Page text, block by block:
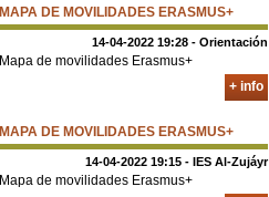
MAPA DE MOVILIDADES ERASMUS+
14-04-2022 19:28 - Orientación
Mapa de movilidades Erasmus+
+ info
MAPA DE MOVILIDADES ERASMUS+
14-04-2022 19:15 - IES Al-Zujáyr
Mapa de movilidades Erasmus+